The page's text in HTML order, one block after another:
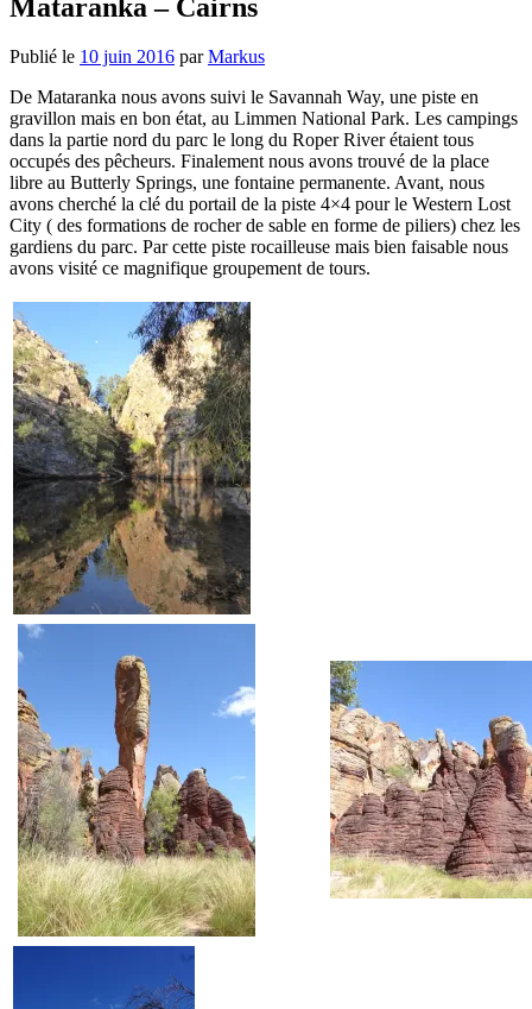
Mataranka – Cairns
Publié le 10 juin 2016 parMarkus
De Mataranka nous avons suivi le Savannah Way, une piste en
gravillon mais en bon état, au Limmen National Park. Les campings
dans la partie nord du parc le long du Roper River étaient tous
occupés des pêcheurs. Finalement nous avons trouvé de la place
libre au Butterly Springs, une fontaine permanente. Avant, nous
avons cherché la clé du portail de la piste 4×4 pour le Western Lost
City ( des formations de rocher de sable en forme de piliers) chez les
gardiens du parc. Par cette piste rocailleuse mais bien faisable nous
avons visité ce magnifique groupement de tours.